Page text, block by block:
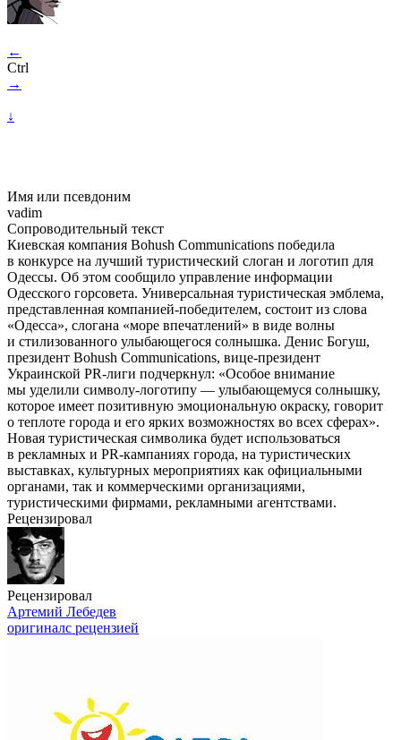
←
Ctrl
→
↓
Имя или псевдоним
vadim
Сопроводительный текст
Киевская компания Bohush Communications победила
в конкурсе на лучший туристический слоган и логотип для
Одессы. Об этом сообщило управление информации
Одесского горсовета. Универсальная туристическая эмблема,
представленная компанией-победителем, состоит из слова
«Одесса», слогана «море впечатлений» в виде волны
и стилизованного улыбающегося солнышка. Денис Богуш,
президент Bohush Communications, вице-президент
Украинской PR-лиги подчеркнул: «Особое внимание
мы уделили символу-логотипу — улыбающемуся солнышку,
которое имеет позитивную эмоциональную окраску, говорит
о теплоте города и его ярких возможностях во всех сферах».
Новая туристическая символика будет использоваться
в рекламных и PR-кампаниях города, на туристических
выставках, культурных мероприятиях как официальными
органами, так и коммерческими организациями,
туристическими фирмами, рекламными агентствами.
Рецензировал
Рецензировал
Артемий Лебедев
оригиналс рецензией